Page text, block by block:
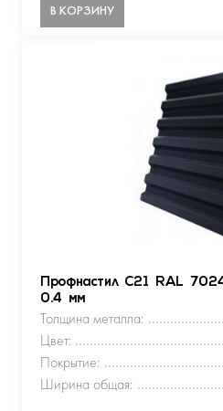
В КОРЗИНУ
Профнастил С21 RAL
0.4 мм
Толщина металла:
Цвет:
Покрытие:
Ширина общая: